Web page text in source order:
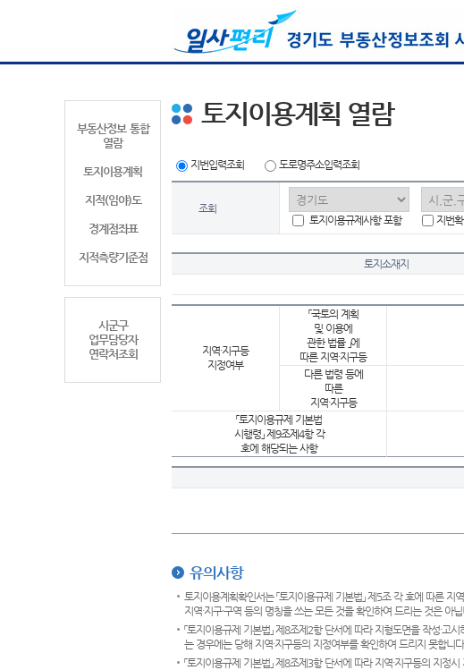
부동산정보 통합
열람
토지이용계획
지적(임야)도
경계점좌표
지적측량기준점
시군구
업무담당자
연락처조회
토지이용계획 열람
지번입력조회 도로명주소입력조회
조회
토지이용규제사항 포함
지번
토지소재지
지역·지구등
지정여부
「국토의 계획
및 이용에
관한 법률 」에
따른 지역·지구등
다른 법령 등에
따른
지역·지구등
「토지이용규제 기본법
시행령」 제9조제4항 각
호에 해당되는 사항
유의사항
토지이용계획확인서는 「토지이용규제 기본법」 제5조 각 호에 따른
지역·지구·구역 등의 명칭을 쓰는 모든 것을 확인하여 드리는 것은 아닙
「토지이용규제 기본법」 제8조제2항 단서에 따라 지형도면을 작성·
는 경우에는 당해 지역·지구등의 지정여부를 확인하여 드리지 못합니다.
「토지이용규제 기본법」 제8조제3항 단서에 따라 지역·지구등의 지